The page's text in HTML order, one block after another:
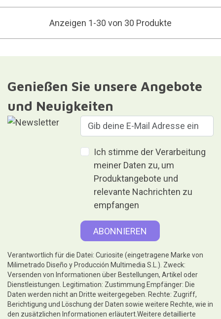
Anzeigen 1-30 von 30 Produkte
Genießen Sie unsere Angebote
und Neuigkeiten
Ich stimme der Verarbeitung
meiner Daten zu, um
Produktangebote und
relevante Nachrichten zu
empfangen
Verantwortlich für die Datei: Curiosite (eingetragene Marke von
Milimetrado Diseño y Producción Multimedia S.L.). Zweck:
Versenden von Informationen über Bestellungen, Artikel oder
Dienstleistungen. Legitimation: Zustimmung.Empfänger: Die
Daten werden nicht an Dritte weitergegeben. Rechte: Zugriff,
Berichtigung und Löschung der Daten sowie weitere Rechte, wie in
den zusätzlichen Informationen erläutert.Weitere detaillierte